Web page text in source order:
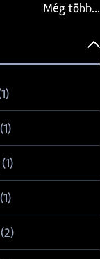
Még több...
1
1
1
1
2